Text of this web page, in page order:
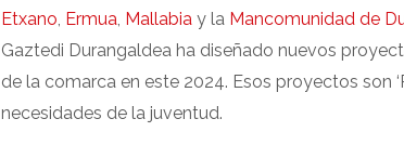
Etxano, Ermua, Mallabiay la Mancomunidad de
Gaztedi Durangaldea ha diseñado nuevos
de la comarca en este 2024. Esos proyectos son
necesidades de la juventud.